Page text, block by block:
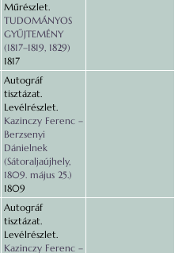
Műrészlet.
TUDOMÁNYOS
GYŰJTEMÉNY
(1817–1819, 1829)
1817
Autográf
tisztázat.
Levélrészlet.
Kazinczy Ferenc –
Berzsenyi
Dánielnek
(Sátoraljaújhely,
1809. május 25.)
1809
Autográf
tisztázat.
Levélrészlet.
Kazinczy Ferenc –